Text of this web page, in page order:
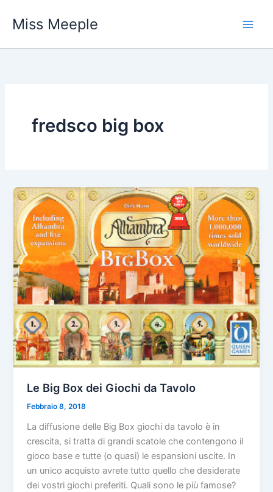
Miss Meeple
fredsco big box
Le Big Box dei Giochi da Tavolo
Febbraio 8, 2018
La diffusione delle Big Box giochi da tavolo è in
crescita, si tratta di grandi scatole che contengono il
gioco base e tutte (o quasi) le espansioni uscite. In
un unico acquisto avrete tutto quello che desiderate
dei vostri giochi preferiti. Quali sono le più famose?